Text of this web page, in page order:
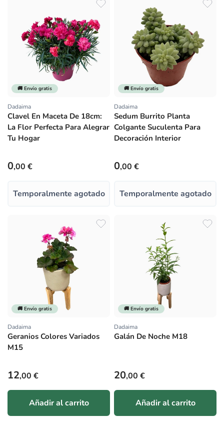
🚚 Envío gratis
Proveedor:
Dadaima
Clavel En Maceta De 18cm:
La Flor Perfecta Para Alegrar
Tu Hogar
Precio habitual
0,00 €
Temporalmente agotado
🚚 Envío gratis
Proveedor:
Dadaima
Sedum Burrito Planta
Colgante Suculenta Para
Decoración Interior
Precio habitual
0,00 €
Temporalmente agotado
🚚 Envío gratis
Proveedor:
Dadaima
Geranios Colores Variados
M15
Precio habitual
12,00 €
Añadir al carrito
🚚 Envío gratis
Proveedor:
Dadaima
Galán De Noche M18
Precio habitual
20,00 €
Añadir al carrito